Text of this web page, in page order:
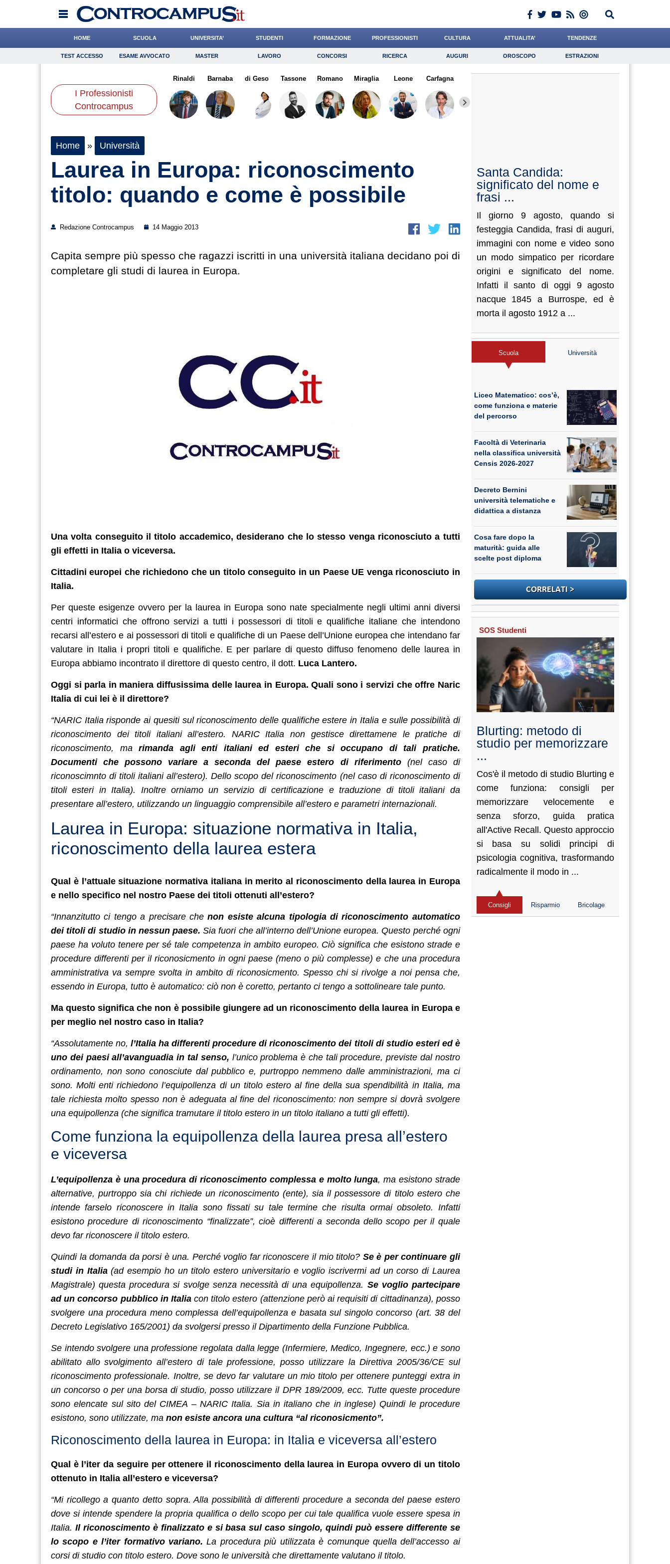
HOME SCUOLA UNIVERSITA’ STUDENTI FORMAZIONE PROFESSIONISTI CULTURA ATTUALITA’ TENDENZE
TEST ACCESSO Esame Avvocato Master Lavoro Concorsi Ricerca Auguri Oroscopo Estrazioni
Consigli Risparmio Diritto Economia Giornalista
Scienze
TEST ACCESSO ESAME AVVOCATO MASTER LAVORO CONCORSI RICERCA AUGURI OROSCOPO ESTRAZIONI
I Professionisti
Controcampus
Rinaldi Barnaba di Geso Tassone Romano Miraglia Leone Carfagna
Home » Università
Laurea in Europa: riconoscimento
titolo: quando e come è possibile
Redazione Controcampus 14 Maggio 2013
Capita sempre più spesso che ragazzi iscritti in una università italiana decidano poi di
completare gli studi di laurea in Europa.
Una volta conseguito il titolo accademico, desiderano che lo stesso venga riconosciuto a tutti
gli effetti in Italia o viceversa.
Cittadini europei che richiedono che un titolo conseguito in un Paese UE venga riconosciuto in
Italia.
Per queste esigenze ovvero per la laurea in Europa sono nate specialmente negli ultimi anni diversi
centri informatici che offrono servizi a tutti i possessori di titoli e qualifiche italiane che intendono
recarsi all’estero e ai possessori di titoli e qualifiche di un Paese dell’Unione europea che intendano far
valutare in Italia i propri titoli e qualifiche. E per parlare di questo diffuso fenomeno delle laurea in
Europa abbiamo incontrato il direttore di questo centro, il dott. Luca Lantero.
Oggi si parla in maniera diffusissima delle laurea in Europa. Quali sono i servizi che offre Naric
Italia di cui lei è il direttore?
“NARIC Italia risponde ai quesiti sul riconoscimento delle qualifiche estere in Italia e sulle possibilità di
riconoscimento dei titoli italiani all’estero. NARIC Italia non gestisce direttamene le pratiche di
riconoscimento, marimanda agli enti italiani ed esteri che si occupano di tali pratiche.
Documenti che possono variare a seconda del paese estero di riferimento(nel caso di
riconoscimnto di titoli italiani all’estero). Dello scopo del riconoscimento (nel caso di riconoscimento di
titoli esteri in Italia). Inoltre orniamo un servizio di certificazione e traduzione di titoli italiani da
presentare all’estero, utilizzando un linguaggio comprensibile all’estero e parametri internazionali.
Laurea in Europa: situazione normativa in Italia,
riconoscimento della laurea estera
Qual è l’attuale situazione normativa italiana in merito al riconoscimento della laurea in Europa
e nello specifico nel nostro Paese dei titoli ottenuti all’estero?
“Innanzitutto ci tengo a precisare chenon esiste alcuna tipologia di riconoscimento automatico
dei titoli di studio in nessun paese. Sia fuori che all’interno dell’Unione europea. Questo perché ogni
paese ha voluto tenere per sé tale competenza in ambito europeo. Ciò significa che esistono strade e
procedure differenti per il riconosicmento in ogni paese (meno o più complesse) e che una procedura
amministrativa va sempre svolta in ambito di riconosicmento. Spesso chi si rivolge a noi pensa che,
essendo in Europa, tutto è automatico: ciò non è coretto, pertanto ci tengo a sottolineare tale punto.
Ma questo significa che non è possibile giungere ad un riconoscimento della laurea in Europa e
per meglio nel nostro caso in Italia?
“Assolutamente no,l’Italia ha differenti procedure di riconoscimento dei titoli di studio esteri ed è
uno dei paesi all’avanguadia in tal senso, l’unico problema è che tali procedure, previste dal nostro
ordinamento, non sono conosciute dal pubblico e, purtroppo nemmeno dalle amministrazioni, ma ci
sono. Molti enti richiedono l’equipollenza di un titolo estero al fine della sua spendibilità in Italia, ma
tale richiesta molto spesso non è adeguata al fine del riconoscimento: non sempre si dovrà svolgere
una equipollenza (che significa tramutare il titolo estero in un titolo italiano a tutti gli effetti).
Come funziona la equipollenza della laurea presa all’estero
e viceversa
L’equipollenza è una procedura di riconoscimento complessa e molto lunga, ma esistono strade
alternative, purtroppo sia chi richiede un riconoscimento (ente), sia il possessore di titolo estero che
intende farselo riconoscere in Italia sono fissati su tale termine che risulta ormai obsoleto. Infatti
esistono procedure di riconoscimento “finalizzate”, cioè differenti a seconda dello scopo per il quale
devo far riconoscere il titolo estero.
Quindi la domanda da porsi è una. Perché voglio far riconoscere il mio titolo? Se è per continuare gli
studi in Italia(ad esempio ho un titolo estero universitario e voglio iscrivermi ad un corso di Laurea
Magistrale) questa procedura si svolge senza necessità di una equipollenza. Se voglio partecipare
ad un concorso pubblico in Italiacon titolo estero (attenzione però ai requisiti di cittadinanza), posso
svolgere una procedura meno complessa dell’equipollenza e basata sul singolo concorso (art. 38 del
Decreto Legislativo 165/2001) da svolgersi presso il Dipartimento della Funzione Pubblica.
Se intendo svolgere una professione regolata dalla legge (Infermiere, Medico, Ingegnere, ecc.) e sono
abilitato allo svolgimento all’estero di tale professione, posso utilizzare la Direttiva 2005/36/CE sul
riconoscimento professionale. Inoltre, se devo far valutare un mio titolo per ottenere punteggi extra in
un concorso o per una borsa di studio, posso utilizzare il DPR 189/2009, ecc. Tutte queste procedure
sono elencate sul sito del CIMEA – NARIC Italia. Sia in italiano che in inglese) Quindi le procedure
esistono, sono utilizzate, ma non esiste ancora una cultura “al riconosicmento”.
Riconoscimento della laurea in Europa: in Italia e viceversa all’estero
Qual è l’iter da seguire per ottenere il riconoscimento della laurea in Europa ovvero di un titolo
ottenuto in Italia all’estero e viceversa?
“Mi ricollego a quanto detto sopra. Alla possibilità di differenti procedure a seconda del paese estero
dove si intende spendere la propria qualifica o dello scopo per cui tale qualifica vuole essere spesa in
Italia. Il riconoscimento è finalizzato e si basa sul caso singolo, quindi può essere differente se
lo scopo e l’iter formativo variano. La procedura più utilizzata è comunque quella dell’accesso ai
corsi di studio con titolo estero. Dove sono le università che direttamente valutano il titolo.
Santa Candida:
significato del nome e
frasi ...
Il giorno 9 agosto, quando si
festeggia Candida, frasi di auguri,
immagini con nome e video sono
un modo simpatico per ricordare
origini e significato del nome.
Infatti il santo di oggi 9 agosto
nacque 1845 a Burrospe, ed è
morta il agosto 1912 a ...
Scuola Università
Liceo Matematico: cos’è,
come funziona e materie
del percorso
Facoltà di Veterinaria
nella classifica università
Censis 2026-2027
Decreto Bernini
università telematiche e
didattica a distanza
Cosa fare dopo la
maturità: guida alle
scelte post diploma
SOS Studenti
Blurting: metodo di
studio per memorizzare
...
Cos'è il metodo di studio Blurting e
come funziona: consigli per
memorizzare velocemente e
senza sforzo, guida pratica
all'Active Recall. Questo approccio
si basa su solidi principi di
psicologia cognitiva, trasformando
radicalmente il modo in ...
Consigli Risparmio Bricolage